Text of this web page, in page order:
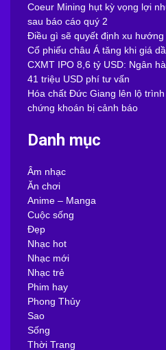
Coeur Mining hụt kỳ vọng lợi
sau báo cáo quý 2
Điều gì sẽ quyết định xu
Cổ phiếu châu Á tăng khi giá
CXMT IPO 8,6 tỷ USD: Ngân
41 triệu USD phí tư vấn
Hóa chất Đức Giang lên lộ
chứng khoán bị cảnh báo
Danh mục
Âm nhạc
Ăn chơi
Anime – Manga
Cuộc sống
Đẹp
Nhạc hot
Nhạc mới
Nhạc trẻ
Phim hay
Phong Thủy
Sao
Sống
Thời Trang